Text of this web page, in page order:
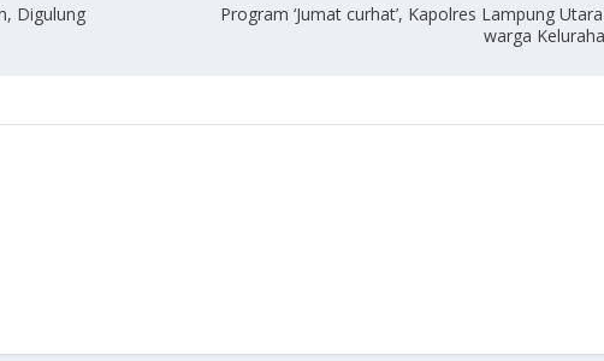
Digulung
Program ‘Jumat curhat’, Kapolres Lampung
warga